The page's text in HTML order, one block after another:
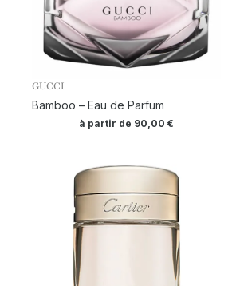
GUCCI
Bamboo – Eau de Parfum
à partir de 90,00€